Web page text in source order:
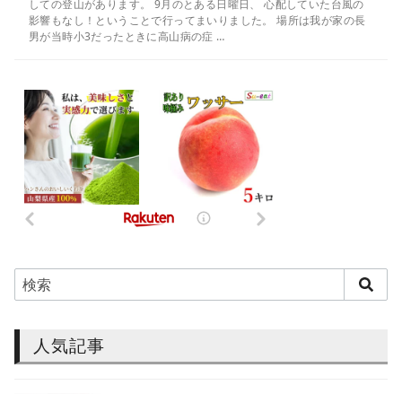
しての登山があります。 9月のとある日曜日、 心配していた台風の
影響もなし！ということで行ってまいりました。 場所は我が家の長
男が当時小3だったときに高山病の症 …
人気記事